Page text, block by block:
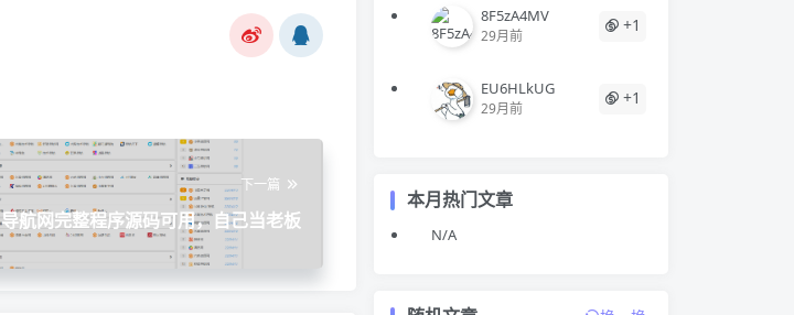
下一篇
导航网完整程序源码可用，自己当老板
8F5zA4MV
29月前
+1
EU6HLkUG
29月前
+1
本月热门文章
N/A